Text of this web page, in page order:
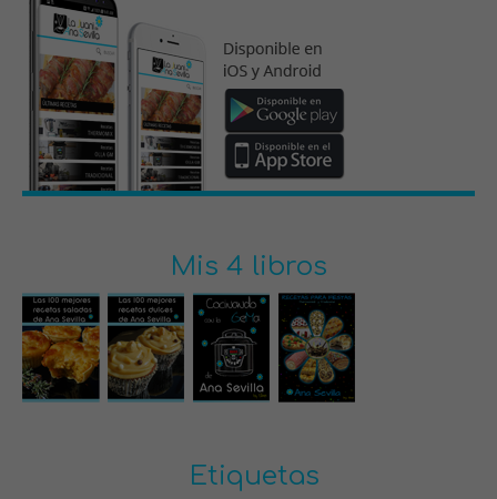
Mis 4 libros
Etiquetas